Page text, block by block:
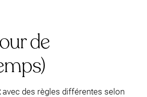
de
avec des règles différentes selon